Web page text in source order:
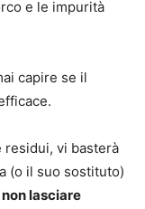
e le impurità
capire se il
residui, vi basterà
(o il suo sostituto)
non lasciare